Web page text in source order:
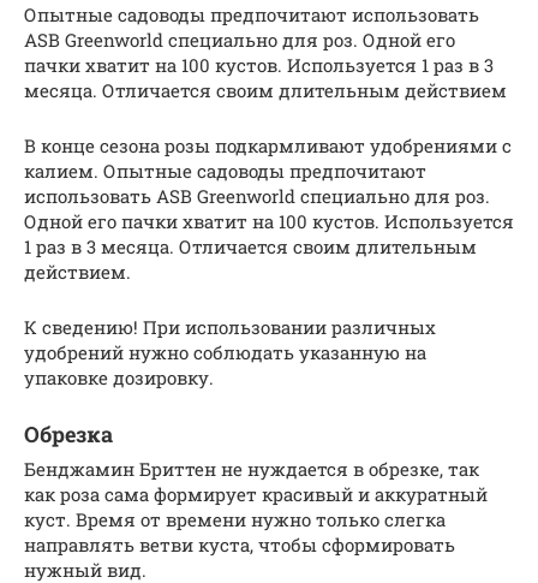
Опытные садоводы предпочитают использовать
ASB Greenworld специально для роз. Одной его
пачки хватит на 100 кустов. Используется 1 раз в 3
месяца. Отличается своим длительным действием
В конце сезона розы подкармливают удобрениями с
калием. Опытные садоводы предпочитают
использовать ASB Greenworld специально для роз.
Одной его пачки хватит на 100 кустов. Используется
1 раз в 3 месяца. Отличается своим длительным
действием.
К сведению! При использовании различных
удобрений нужно соблюдать указанную на
упаковке дозировку.
Обрезка
Бенджамин Бриттен не нуждается в обрезке, так
как роза сама формирует красивый и аккуратный
куст. Время от времени нужно только слегка
направлять ветви куста, чтобы сформировать
нужный вид.